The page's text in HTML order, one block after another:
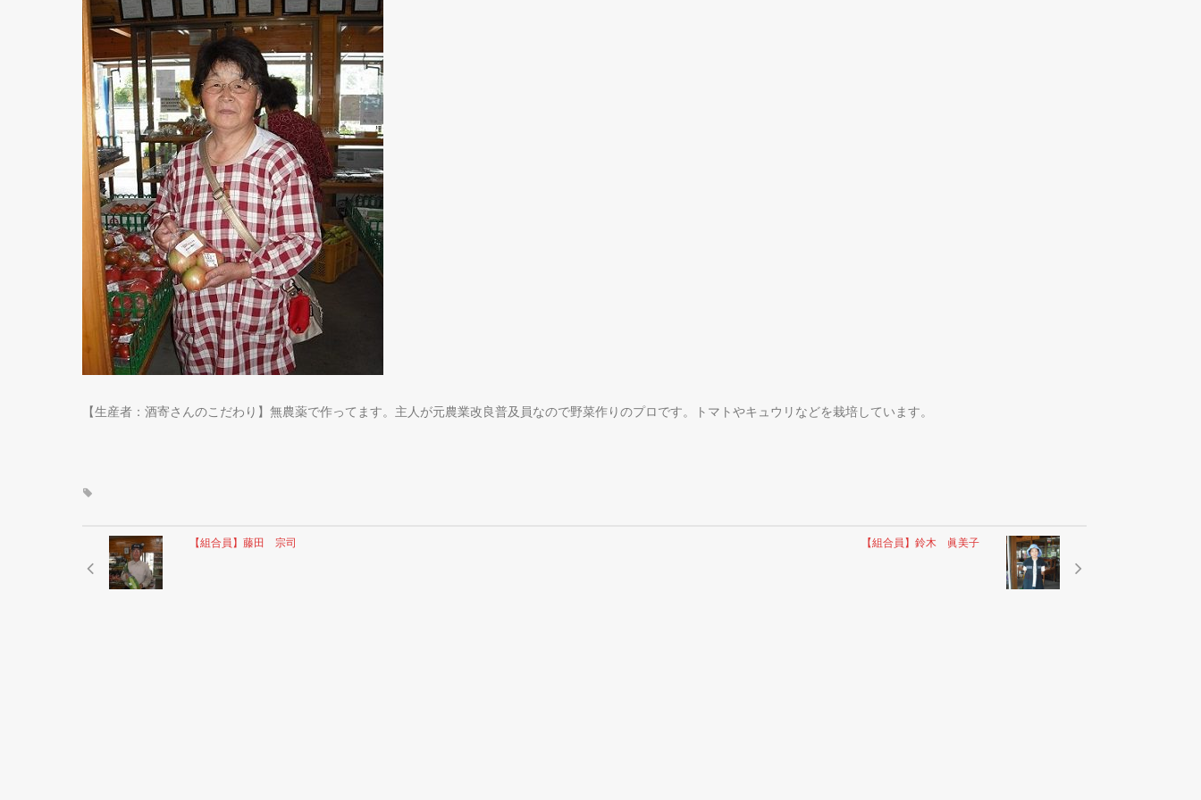
【生産者：酒寄さんのこだわり】無農薬で作ってます。主人が元農業改良普及員なので野菜作りのプロです。トマトやキュウリなどを栽培しています。
【組合員】藤田 宗司 【組合員】鈴木 眞美子